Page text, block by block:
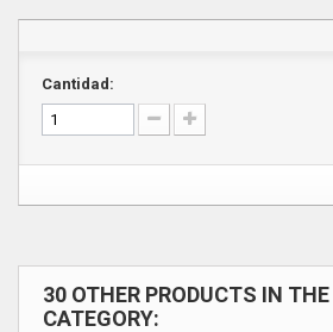
Cantidad:
30 OTHER PRODUCTS IN
CATEGORY: